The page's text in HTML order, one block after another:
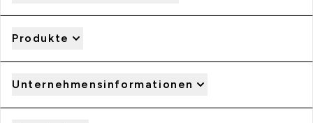
Produkte
Unternehmensinformationen